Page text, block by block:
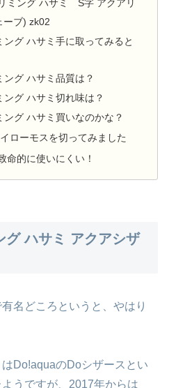
ミング ハサミ S字 アクアリ
ーブ) zk02
ング ハサミ手に取ってみると
ング ハサミ品質は？
ング ハサミ切れ味は？
ング ハサミ買いなのかな？
ローモスを切ってみました
命的に使いにくい！
グ ハサミ アクアシザ
名どころというと、やはり
Do!aquaのDoシザースとい
うですが、2017年からは